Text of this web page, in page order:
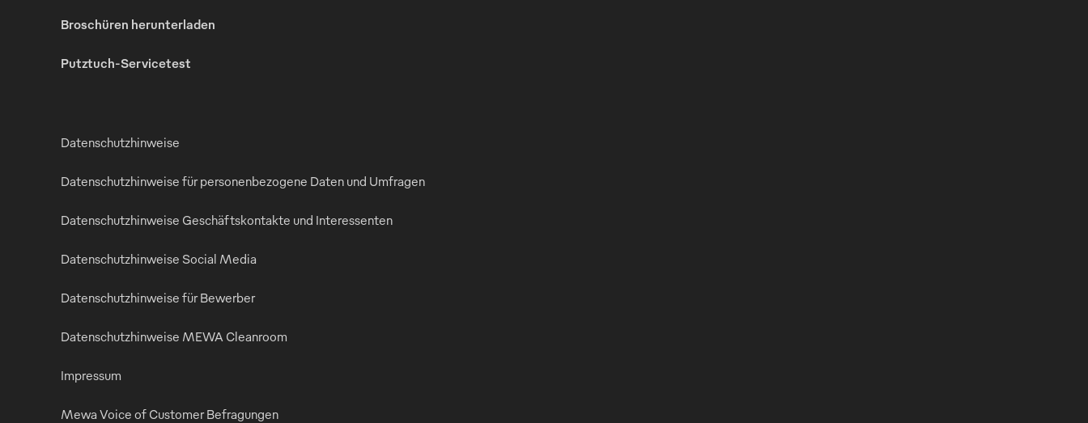
Broschüren herunterladen
Putztuch-Servicetest
Datenschutzhinweise
Datenschutzhinweise für personenbezogene Daten und Umfragen
Datenschutzhinweise Geschäftskontakte und Interessenten
Datenschutzhinweise Social Media
Datenschutzhinweise für Bewerber
Datenschutzhinweise MEWA Cleanroom
Impressum
Mewa Voice of Customer Befragungen